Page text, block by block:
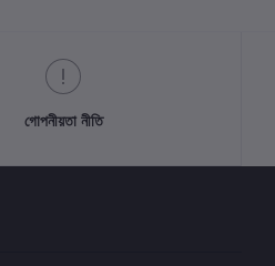
গোপনীয়তা নীতি